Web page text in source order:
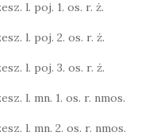
l. poj. 1. os. r. ż.
l. poj. 2. os. r. ż.
l. poj. 3. os. r. ż.
l. mn. 1. os. r. nmos.
l. mn. 2. os. r. nmos.